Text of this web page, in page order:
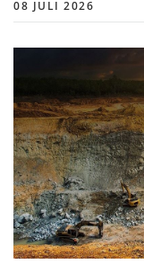
08 JULI 2026